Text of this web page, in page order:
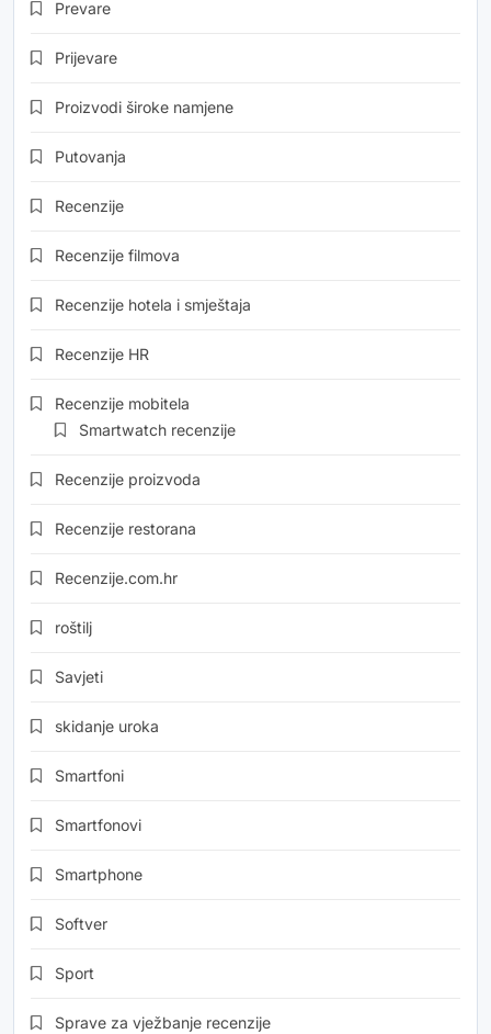
Prevare
Prijevare
Proizvodi široke namjene
Putovanja
Recenzije
Recenzije filmova
Recenzije hotela i smještaja
Recenzije HR
Recenzije mobitela
Smartwatch recenzije
Recenzije proizvoda
Recenzije restorana
Recenzije.com.hr
roštilj
Savjeti
skidanje uroka
Smartfoni
Smartfonovi
Smartphone
Softver
Sport
Sprave za vježbanje recenzije